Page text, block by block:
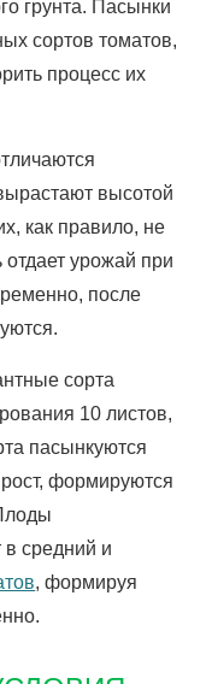
грунта. Пасынки
сортов томатов,
процесс их
высотой
как правило, не
урожай при
после
сорта
10 листов,
пасынкуются
рост, формируются
средний и
, формируя